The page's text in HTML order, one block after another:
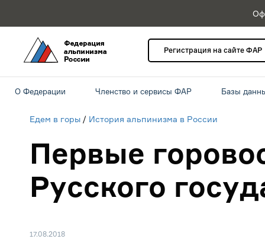
Регистрация на сайте ФАР
О Федерации Членство и сервисы ФАР Базы
Едем в горы / История альпинизма в России
Первые
Русского
17.08.2018